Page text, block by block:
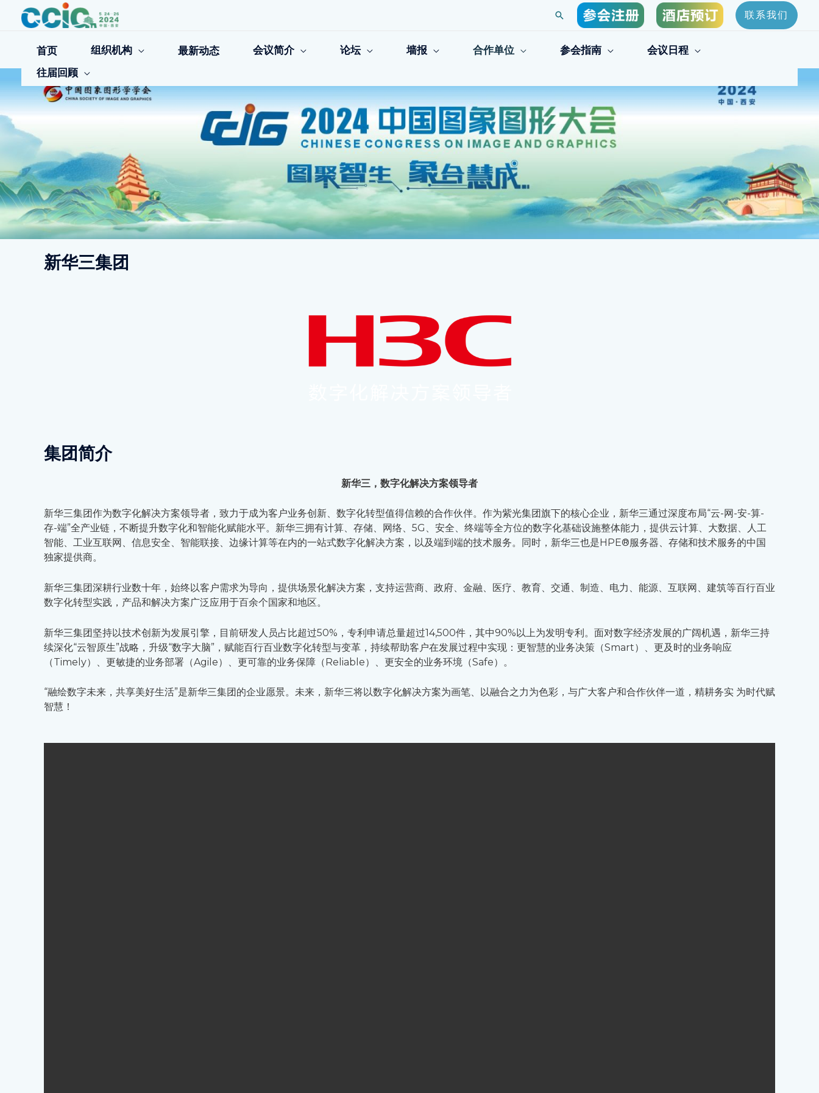
搜
联系我们
首页 组织机构 最新动态 会议简介 论坛 墙报 合作单位 参会指南
会议日程
往届回顾
新华三集团
集团简介
新华三，数字化解决方案领导者
新华三集团作为数字化解决方案领导者，致力于成为客户业务创新、数字化转型值得信赖的合作伙伴。作为紫光集团旗下的核心企业，新华三通过深度布局“云-网-安-算-
存-端”全产业链，不断提升数字化和智能化赋能水平。新华三拥有计算、存储、网络、5G、安全、终端等全方位的数字化基础设施整体能力，提供云计算、大数据、人工
智能、工业互联网、信息安全、智能联接、边缘计算等在内的一站式数字化解决方案，以及端到端的技术服务。同时，新华三也是HPE®服务器、存储和技术服务的中国
独家提供商。
新华三集团深耕行业数十年，始终以客户需求为导向，提供场景化解决方案，支持运营商、政府、金融、医疗、教育、交通、制造、电力、能源、互联网、建筑等百行百业
数字化转型实践，产品和解决方案广泛应用于百余个国家和地区。
新华三集团坚持以技术创新为发展引擎，目前研发人员占比超过50%，专利申请总量超过14,500件，其中90%以上为发明专利。面对数字经济发展的广阔机遇，新华三持
续深化“云智原生”战略，升级“数字大脑”，赋能百行百业数字化转型与变革，持续帮助客户在发展过程中实现：更智慧的业务决策（Smart）、更及时的业务响应
（Timely）、更敏捷的业务部署（Agile）、更可靠的业务保障（Reliable）、更安全的业务环境（Safe）。
“融绘数字未来，共享美好生活”是新华三集团的企业愿景。未来，新华三将以数字化解决方案为画笔、以融合之力为色彩，与广大客户和合作伙伴一道，精耕务实 为时代赋
智慧！